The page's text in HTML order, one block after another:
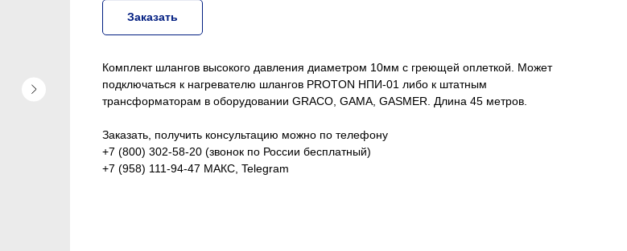
Заказать
Комплект шлангов высокого давления диаметром 10мм с греющей оплеткой. Может
подключаться к нагревателю шлангов PROTON НПИ-01 либо к штатным
трансформаторам в оборудовании GRACO, GAMA, GASMER. Длина 45 метров.
Заказать, получить консультацию можно по телефону
+7 (800) 302-58-20 (звонок по России бесплатный)
+7 (958) 111-94-47 МАКС, Telegram